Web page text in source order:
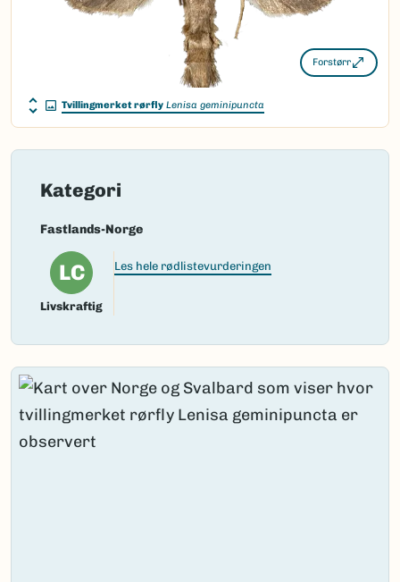
Forstørr
Tvillingmerket rørfly Lenisa geminipuncta
Kategori
Fastlands-Norge
LC
Livskraftig
Les hele rødlistevurderingen